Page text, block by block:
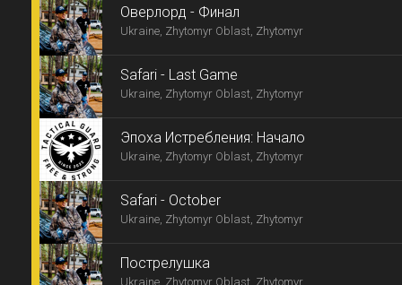
Оверлорд - Финал
Ukraine, Zhytomyr Oblast, Zhytomyr
Safari - Last Game
Ukraine, Zhytomyr Oblast, Zhytomyr
Эпоха Истребления: Начало
Ukraine, Zhytomyr Oblast, Zhytomyr
Safari - October
Ukraine, Zhytomyr Oblast, Zhytomyr
Пострелушка
Ukraine, Zhytomyr Oblast, Zhytomyr